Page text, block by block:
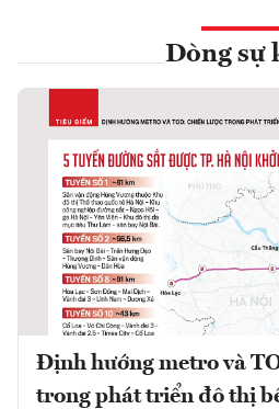
Dòng sự
Định hướng metro và
trong phát triển đô thị